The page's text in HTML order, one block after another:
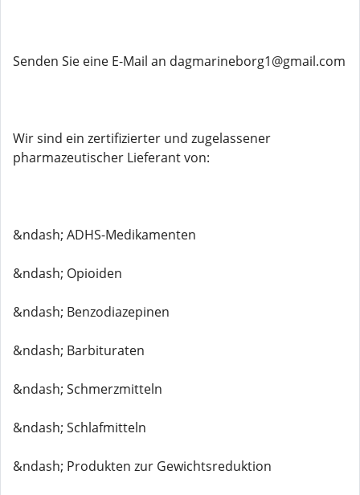
Senden Sie eine E-Mail an dagmarineborg1@gmail.com
Wir sind ein zertifizierter und zugelassener
pharmazeutischer Lieferant von:
&ndash; ADHS-Medikamenten
&ndash; Opioiden
&ndash; Benzodiazepinen
&ndash; Barbituraten
&ndash; Schmerzmitteln
&ndash; Schlafmitteln
&ndash; Produkten zur Gewichtsreduktion